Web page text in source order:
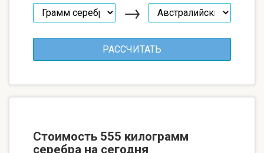
→
Стоимость 555 килограмм
серебра на сегодня